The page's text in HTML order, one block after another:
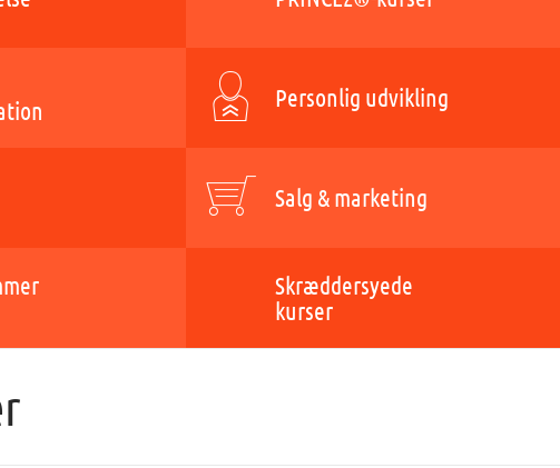
Personlig udvikling
Salg & marketing
Skræddersyede
kurser